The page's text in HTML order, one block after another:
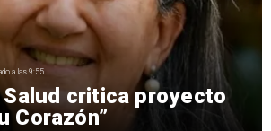
critica proyecto
Corazón”
a las 9:55